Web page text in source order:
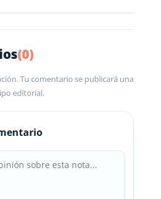
(0)
Tu comentario se publicará una
editorial.